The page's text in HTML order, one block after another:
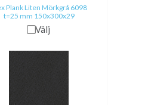
Plank Liten Mörkgrå 6098
t=25 mm 150x300x29
Välj